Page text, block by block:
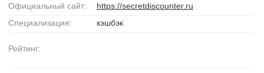
Официальный сайт:
https://secretdiscounter.ru
Специализация:
кэшбэк
Рейтинг: